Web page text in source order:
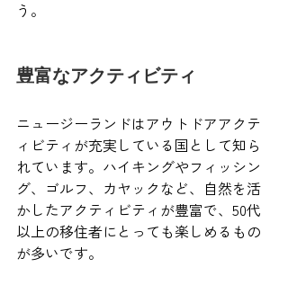
う。
豊富なアクティビティ
ニュージーランドはアウトドアアクテ
ィビティが充実している国として知ら
れています。ハイキングやフィッシン
グ、ゴルフ、カヤックなど、自然を活
かしたアクティビティが豊富で、50代
以上の移住者にとっても楽しめるもの
が多いです。